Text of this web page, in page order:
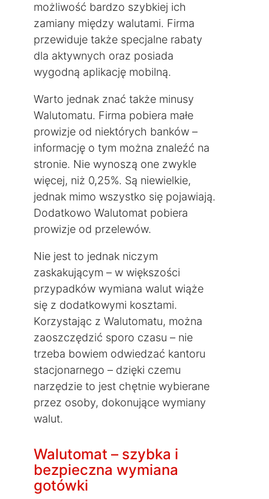
możliwość bardzo szybkiej ich
zamiany między walutami. Firma
przewiduje także specjalne rabaty
dla aktywnych oraz posiada
wygodną aplikację mobilną.
Warto jednak znać także minusy
Walutomatu. Firma pobiera małe
prowizje od niektórych banków –
informację o tym można znaleźć na
stronie. Nie wynoszą one zwykle
więcej, niż 0,25%. Są niewielkie,
jednak mimo wszystko się pojawiają.
Dodatkowo Walutomat pobiera
prowizje od przelewów.
Nie jest to jednak niczym
zaskakującym – w większości
przypadków wymiana walut wiąże
się z dodatkowymi kosztami.
Korzystając z Walutomatu, można
zaoszczędzić sporo czasu – nie
trzeba bowiem odwiedzać kantoru
stacjonarnego – dzięki czemu
narzędzie to jest chętnie wybierane
przez osoby, dokonujące wymiany
walut.
Walutomat – szybka i
bezpieczna wymiana
gotówki